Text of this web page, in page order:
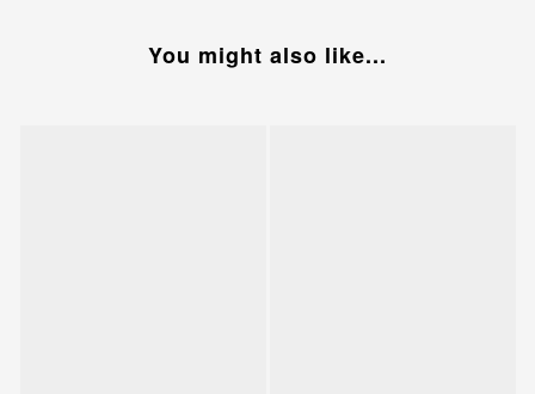
You might also like...